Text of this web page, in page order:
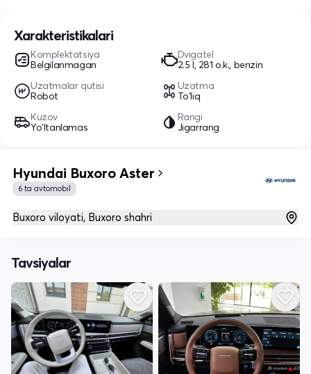
Xarakteristikalari
Komplektatsiya
Belgilanmagan
Dvigatel
2.5 l, 281 o.k., benzin
Uzatmalar qutisi
Robot
Uzatma
To'liq
Kuzov
Yo‘ltanlamas
Rangi
Jigarrang
Hyundai Buxoro Aster
6 ta avtomobil
Buxoro viloyati, Buxoro shahri
Tavsiyalar